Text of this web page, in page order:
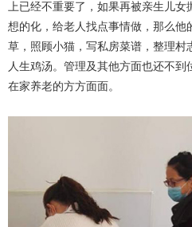
上已经不重要了，如果再被亲生儿女
想的化，给老人找点事情做，那么他
草，照顾小猫，写私房菜谱，整理村
人生鸡汤。管理及其他方面也还不
在家养老的方方面面。